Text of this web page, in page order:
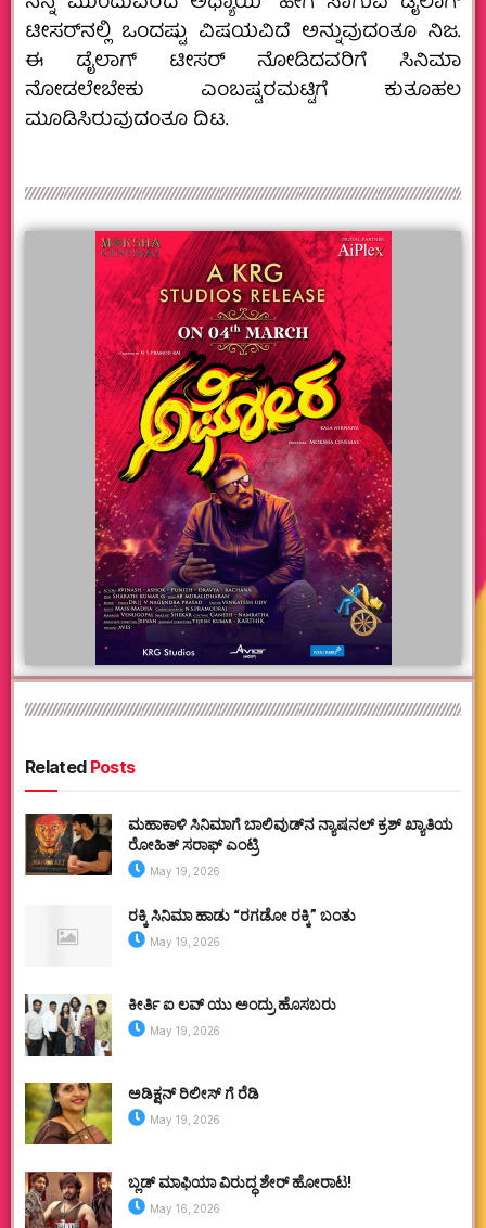
ಟೀಸರ್‌ನಲ್ಲಿ ಒಂದಷ್ಟು ವಿಷಯವಿದೆ ಅನ್ನುವುದಂತೂ ನಿಜ.
ಈ ಡೈಲಾಗ್‌ ಟೀಸರ್‌ ನೋಡಿದವರಿಗೆ ಸಿನಿಮಾ
ನೋಡಲೇಬೇಕು ಎಂಬಷ್ಟರಮಟ್ಟಿಗೆ ಕುತೂಹಲ
ಮೂಡಿಸಿರುವುದಂತೂ ದಿಟ.
RelatedPosts
ಮಹಾಕಾಳಿ ಸಿನಿಮಾಗೆ ಬಾಲಿವುಡ್‌ನ ನ್ಯಾಷನಲ್ ಕ್ರಶ್ ಖ್ಯಾತಿಯ
ರೋಹಿತ್ ಸರಾಫ್ ಎಂಟ್ರಿ
May 19, 2026
ರಕ್ಕಿ ಸಿನಿಮಾ ಹಾಡು “ರಗಡೋ ರಕ್ಕಿ” ಬಂತು
May 19, 2026
ಕೀರ್ತಿ ಐ ಲವ್ ಯು ಅಂದ್ರು ಹೊಸಬರು
May 19, 2026
ಅಡಿಕ್ಷನ್ ರಿಲೀಸ್ ಗೆ ರೆಡಿ
May 19, 2026
ಬ್ಲಡ್ ಮಾಫಿಯಾ ವಿರುದ್ಧ ಶೇರ್ ಹೋರಾಟ!
May 16, 2026